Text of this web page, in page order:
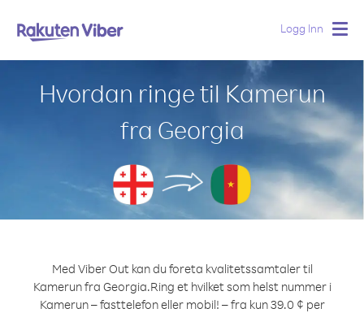
Logg Inn
Hvordan ringe til Kamerun
fra Georgia
Med Viber Out kan du foreta kvalitetssamtaler til
Kamerun fra Georgia.Ring et hvilket som helst nummer i
Kamerun – fasttelefon eller mobil! – fra kun 39.0 ¢ per